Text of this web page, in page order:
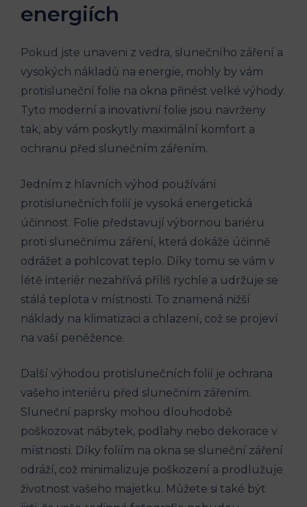
energiích
Pokud jste unaveni z vedra, slunečního záření a
vysokých nákladů na energie, mohly by vám
protisluneční folie na okna přinést velké výhody.
Tyto moderní a inovativní folie jsou navrženy
tak, aby vám poskytly maximální komfort a
ochranu před slunečním zářením.
Jedním z hlavních výhod používání
protislunečních folií je vysoká energetická
účinnost. Folie představují výbornou bariéru
proti slunečnímu záření, která dokáže účinně
odrážet a pohlcovat teplo. Díky tomu se vám v
létě interiér nezahřívá příliš rychle a udržuje se
stálá teplota v místnosti. To znamená nižší
náklady na klimatizaci a chlazení, což se projeví
na vaší peněžence.
Další výhodou protislunečních folií je ochrana
vašeho interiéru před slunečním zářením.
Sluneční paprsky mohou dlouhodobě
poškozovat nábytek, podlahy nebo dekorace v
místnosti. Díky foliím na okna se sluneční záření
odráží, což minimalizuje poškození a prodlužuje
životnost vašeho majetku. Můžete si také být